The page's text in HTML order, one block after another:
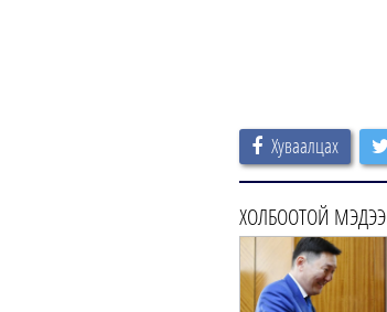
Хуваалцах
ХОЛБООТОЙ МЭДЭЭ